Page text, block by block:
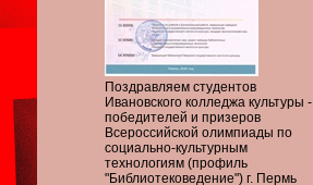
Поздравляем студентов
Ивановского колледжа культуры -
победителей и призеров
Всероссийской олимпиады по
социально-культурным
технологиям (профиль
"Библиотековедение") г. Пермь